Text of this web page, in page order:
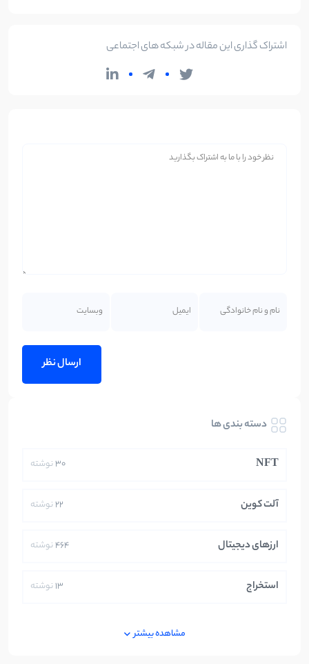
اشتراک گذاری این مقاله در شبکه های اجتماعی
دسته بندی ها
NFT
30نوشته
آلت کوین 22نوشته
ارزهای دیجیتال 464نوشته
استخراج 13نوشته
مشاهده بیشتر